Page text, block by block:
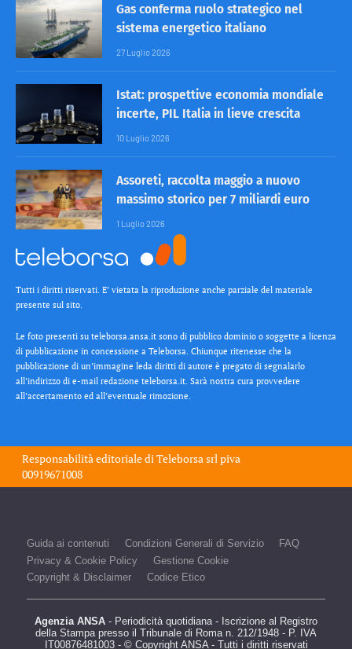
Gas conferma ruolo strategico nel
sistema energetico italiano
27 Luglio 2026
Istat: prospettive economia mondiale
incerte, PIL Italia in lieve crescita
10 Luglio 2026
Assoreti, raccolta maggio a nuovo
massimo storico per 7 miliardi euro
1 Luglio 2026
Tutti i diritti riservati. E’ vietata la riproduzione anche parziale del materiale
presente sul sito.
Le foto presenti su teleborsa.ansa.it sono di pubblico dominio o soggette a licenza
di pubblicazione in concessione a Teleborsa. Chiunque ritenesse che la
pubblicazione di un’immagine leda diritti di autore è pregato di segnalarlo
all’indirizzo di e-mail redazione teleborsa.it. Sarà nostra cura provvedere
all’accertamento ed all’eventuale rimozione.
Responsabilità editoriale diTeleborsa srlpiva
00919671008
Guida ai contenuti Condizioni Generali di Servizio
FAQ
Privacy & Cookie Policy
Gestione Cookie
Copyright & Disclaimer
Codice Etico
Agenzia ANSA - Periodicità quotidiana - Iscrizione al Registro
della Stampa presso il Tribunale di Roma n. 212/1948 - P. IVA
IT00876481003 - © Copyright ANSA - Tutti i diritti riservati